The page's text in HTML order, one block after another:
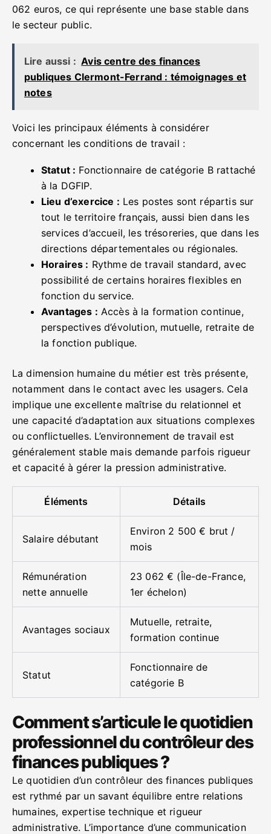
062 euros, ce qui représente une base stable dans
le secteur public.
Lire aussi : Avis centre des finances
publiques Clermont-Ferrand : témoignages et
notes
Voici les principaux éléments à considérer
concernant les conditions de travail :
Statut : Fonctionnaire de catégorie B rattaché
à la DGFIP.
Lieu d’exercice : Les postes sont répartis sur
tout le territoire français, aussi bien dans les
services d’accueil, les trésoreries, que dans les
directions départementales ou régionales.
Horaires : Rythme de travail standard, avec
possibilité de certains horaires flexibles en
fonction du service.
Avantages : Accès à la formation continue,
perspectives d’évolution, mutuelle, retraite de
la fonction publique.
La dimension humaine du métier est très présente,
notamment dans le contact avec les usagers. Cela
implique une excellente maîtrise du relationnel et
une capacité d’adaptation aux situations complexes
ou conflictuelles. L’environnement de travail est
généralement stable mais demande parfois rigueur
et capacité à gérer la pression administrative.
Éléments Détails
Salaire débutant
Environ 2 500 € brut /
mois
Rémunération
nette annuelle
23 062 € (Île-de-France,
1er échelon)
Avantages sociaux
Mutuelle, retraite,
formation continue
Statut
Fonctionnaire de
catégorie B
Comment s’articule le quotidien
professionnel du contrôleur des
finances publiques ?
Le quotidien d’un contrôleur des finances publiques
est rythmé par un savant équilibre entre relations
humaines, expertise technique et rigueur
administrative. L’importance d’une communication